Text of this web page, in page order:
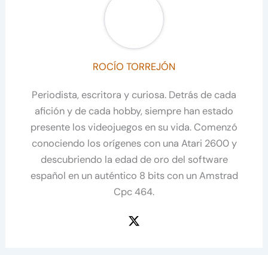
ROCÍO TORREJÓN
Periodista, escritora y curiosa. Detrás de cada
afición y de cada hobby, siempre han estado
presente los videojuegos en su vida. Comenzó
conociendo los orígenes con una Atari 2600 y
descubriendo la edad de oro del software
español en un auténtico 8 bits con un Amstrad
Cpc 464.